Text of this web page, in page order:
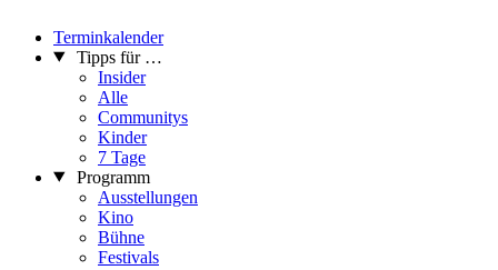
Terminkalender
Tipps für …
Insider
Alle
Communitys
Kinder
7 Tage
Programm
Ausstellungen
Kino
Bühne
Festivals